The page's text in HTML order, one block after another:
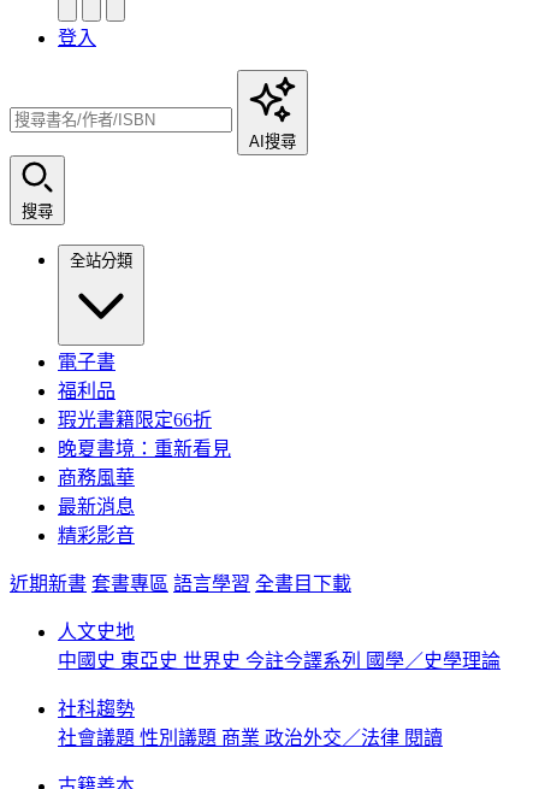
登入
AI搜尋
搜尋
全站分類
電子書
福利品
瑕光書籍限定66折
晚夏書境：重新看見
商務風華
最新消息
精彩影音
近期新書 套書專區 語言學習 全書目下載
人文史地
中國史 東亞史 世界史 今註今譯系列 國學／史學理論
社科趨勢
社會議題 性別議題 商業 政治外交／法律 閱讀